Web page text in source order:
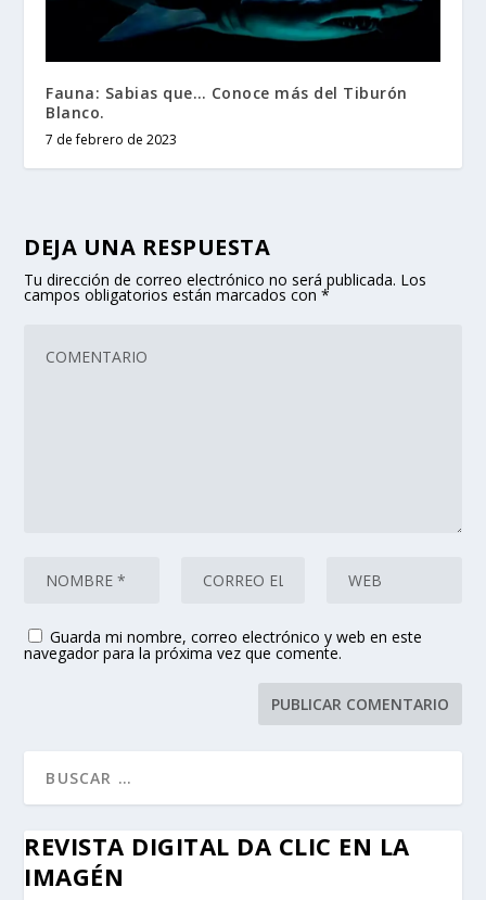
Fauna: Sabias que… Conoce más del Tiburón
Blanco.
7 de febrero de 2023
DEJA UNA RESPUESTA
Tu dirección de correo electrónico no será publicada. Los
campos obligatorios están marcados con*
Guarda mi nombre, correo electrónico y web en este
navegador para la próxima vez que comente.
REVISTA DIGITAL DA CLIC EN LA
IMAGÉN